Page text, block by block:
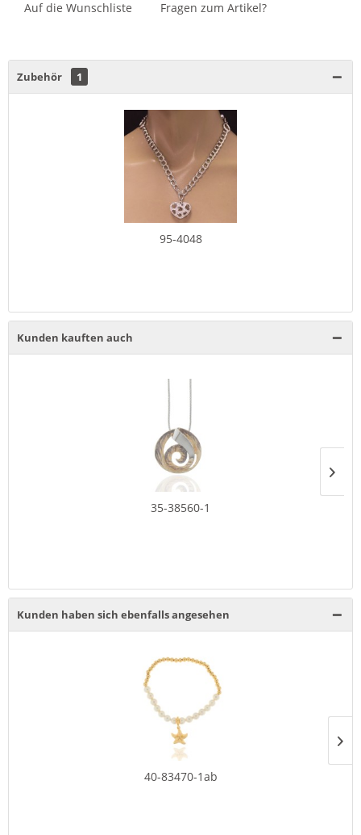
Auf die Wunschliste Fragen zum Artikel?
Zubehör 1
95-4048
Kunden kauften auch
35-38560-1
Kunden haben sich ebenfalls angesehen
40-83470-1ab